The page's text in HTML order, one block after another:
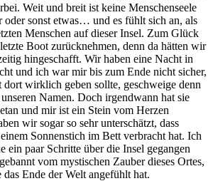
Weit und breit ist keine Menschenseele
oder sonst etwas… und es fühlt sich an, als
Menschen auf dieser Insel. Zum Glück
Boot zurücknehmen, denn da hätten wir
hingeschafft. Wir haben eine Nacht in
und ich war mir bis zum Ende nicht sicher,
dort wirklich geben sollte, geschweige denn
Namen. Doch irgendwann hat sie
und mir ist ein Stein vom Herzen
wir sogar so sehr unterschätzt, dass
Sonnenstich im Bett verbracht hat. Ich
ein paar Schritte über die Insel gegangen
vom mystischen Zauber dieses Ortes,
Ende der Welt angefühlt hat.